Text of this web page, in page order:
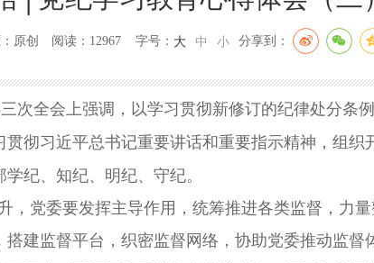
原创 阅读：12967 字号： 大 中 小 分享到：
次全会上强调，以学习贯彻新修订的纪律处分条
彻习近平总书记重要讲话和重要指示精神，组织
纪、知纪、明纪、守纪。
，党委要发挥主导作用，统筹推进各类监督，力量
建监督平台，织密监督网络，协助党委推动监督